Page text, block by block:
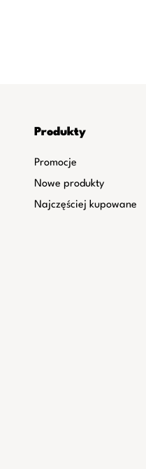
Produkty
Promocje
Nowe produkty
Najczęściej kupowane